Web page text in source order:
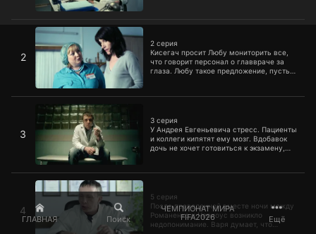
ГЛАВНАЯ Поиск
ЧЕМПИОНАТ МИРА
FIFA2026
Ещё
2
2 серия
Кисегач просит Любу мониторить все,
что говорит персонал о главвраче за
глаза. Любу такое предложение, пусть
подзаработать.
2 серия
3
3 серия
У Андрея Евгеньевича стресс. Пациенты
и коллеги кипятят ему мозг. Вдобавок
дочь не хочет готовиться к экзамену,
пациентка с неприличным
4
5 серия
После проведенной вместе ночи между
Романенко и Черноус возникло
недопонимание. Варя думает, что
5 серия